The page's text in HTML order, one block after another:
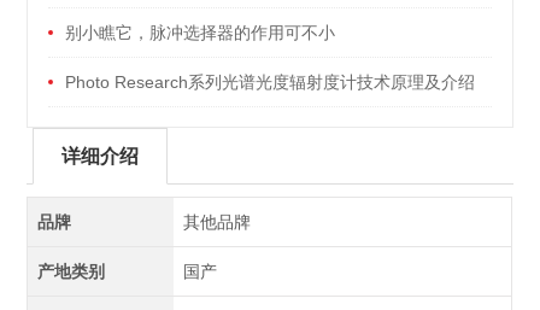
管中的应用
别小瞧它，脉冲选择器的作用可不小
Photo Research系列光谱光度辐射度计技术原理及介绍
详细介绍
品牌 其他品牌
产地类别 国产